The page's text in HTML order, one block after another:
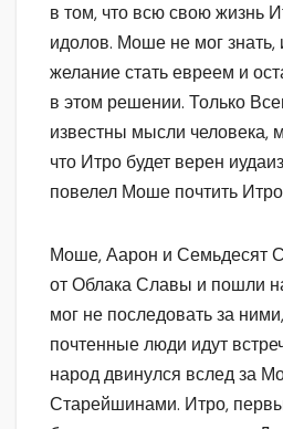
в том, что всю свою жизнь
идолов. Моше не мог знать,
желание стать евреем и
в этом решении. Только
известны мысли человека,
что Итро будет верен
повелел Моше почтить
Моше, Аарон и Семьдесят
от Облака Славы и пошли
мог не последовать за
почтенные люди идут
народ двинулся вслед за
Старейшинами. Итро,